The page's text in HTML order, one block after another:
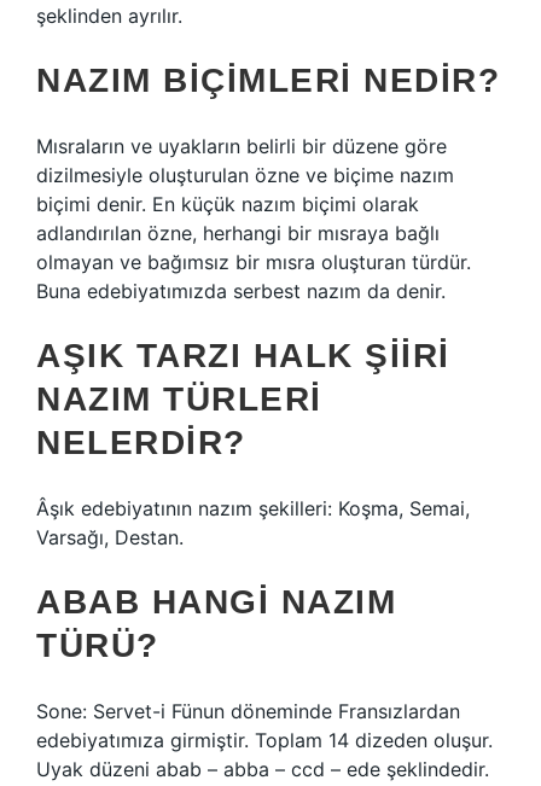
şeklinden ayrılır.
NAZIM BIÇIMLERI NEDIR?
Mısraların ve uyakların belirli bir düzene göre
dizilmesiyle oluşturulan özne ve biçime nazım
biçimi denir. En küçük nazım biçimi olarak
adlandırılan özne, herhangi bir mısraya bağlı
olmayan ve bağımsız bir mısra oluşturan türdür.
Buna edebiyatımızda serbest nazım da denir.
AŞIK TARZI HALK ŞIIRI
NAZIM TÜRLERI
NELERDIR?
Âşık edebiyatının nazım şekilleri: Koşma, Semai,
Varsağı, Destan.
ABAB HANGI NAZIM
TÜRÜ?
Sone: Servet-i Fünun döneminde Fransızlardan
edebiyatımıza girmiştir. Toplam 14 dizeden oluşur.
Uyak düzeni abab – abba – ccd – ede şeklindedir.